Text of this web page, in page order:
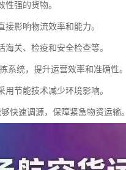
强的货物。
影响物流效率和能力。
关、检疫和安全检查等。
统，提升运营效率和准确性。
节能技术减少环境影响。
快速调源，保障紧急物资运输。